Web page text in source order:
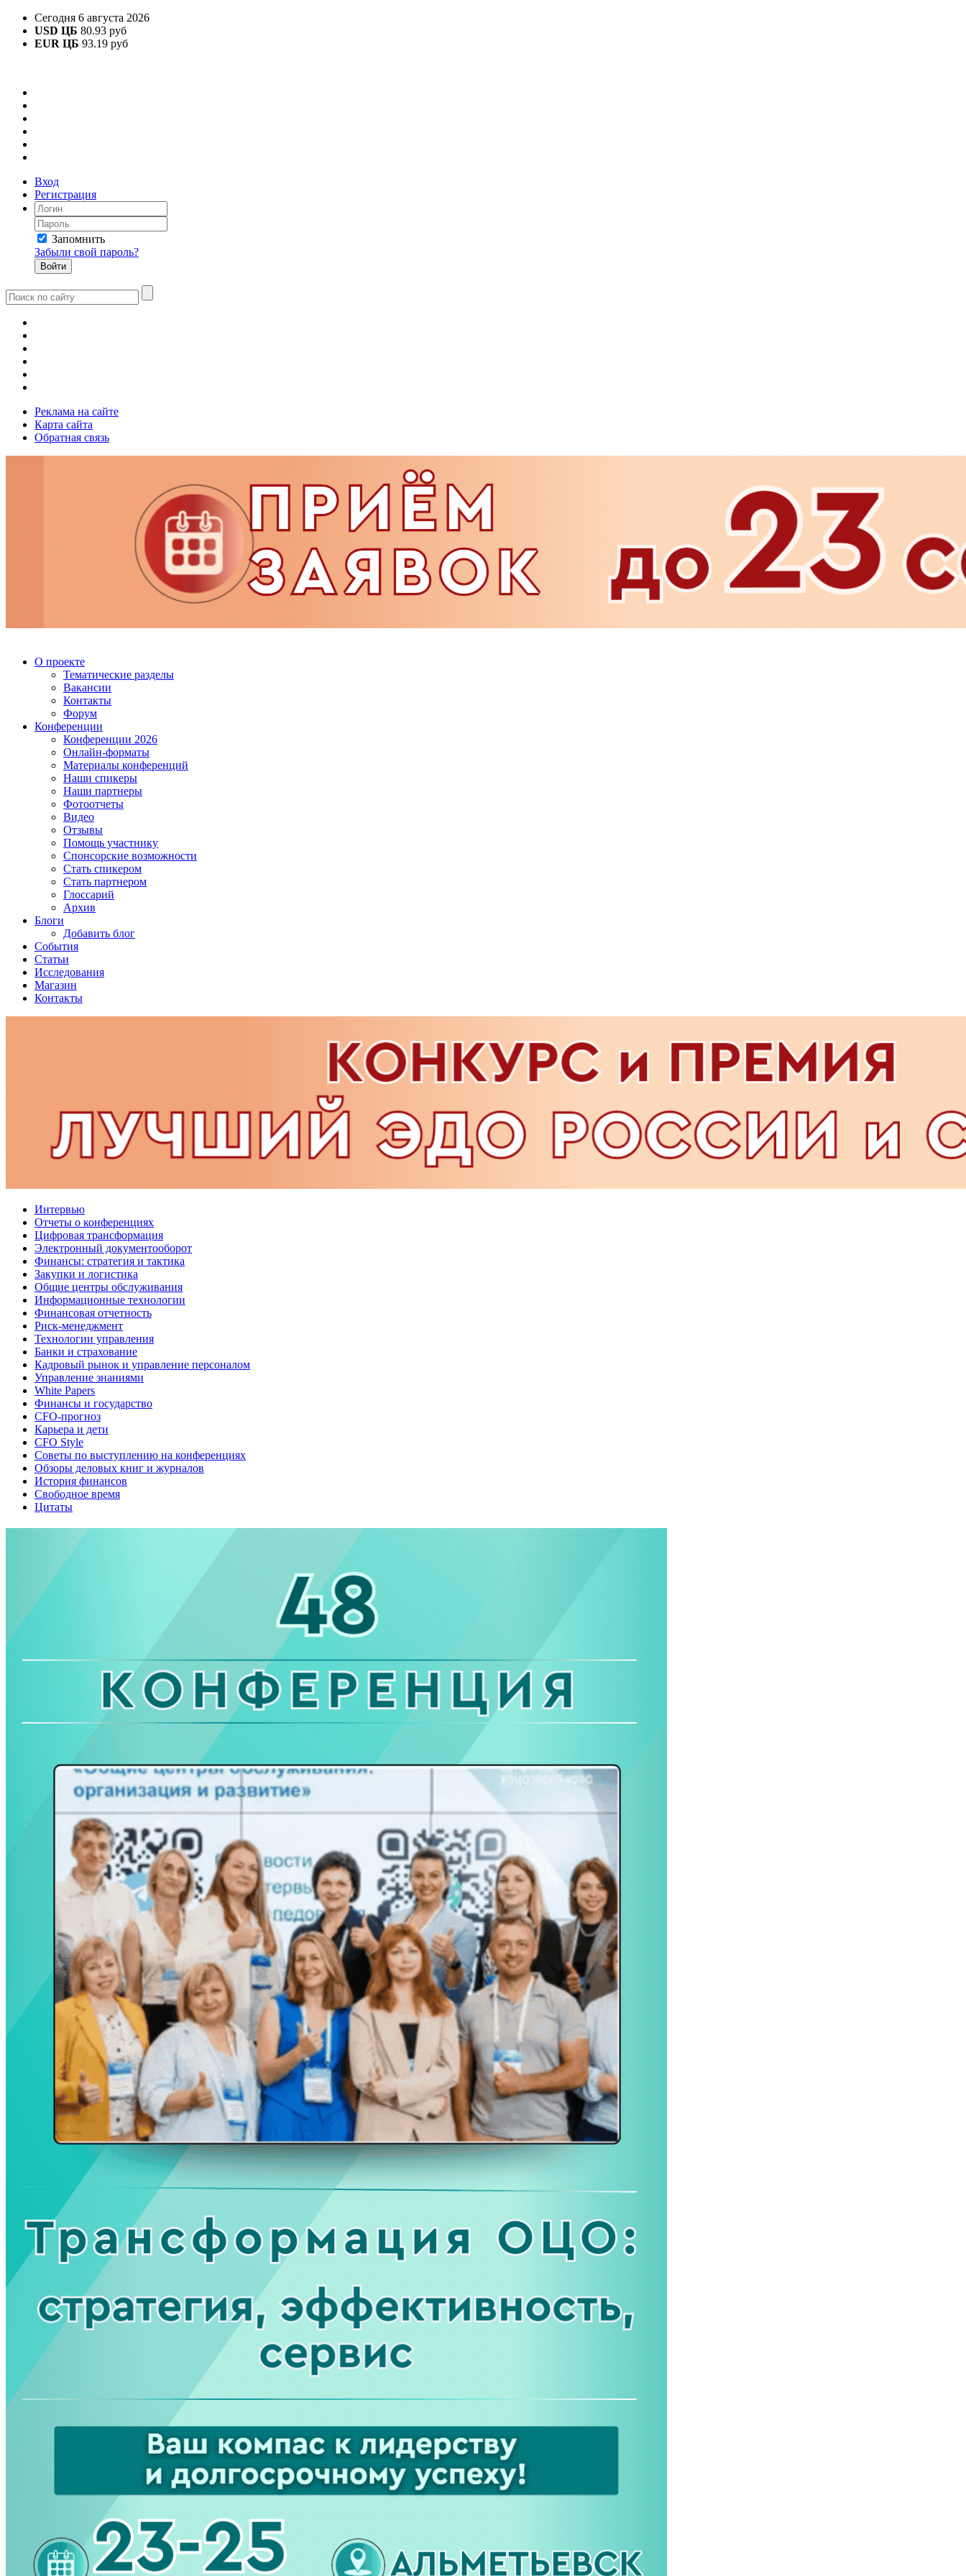
Сегодня 6 августа 2026
USD ЦБ 80.93 руб
EUR ЦБ 93.19 руб
Вход
Регистрация
Запомнить
Забыли свой пароль?
Реклама на сайте
Карта сайта
Обратная связь
О проекте
Тематические разделы
Вакансии
Контакты
Форум
Конференции
Конференции 2026
Онлайн-форматы
Материалы конференций
Наши спикеры
Наши партнеры
Фотоотчеты
Видео
Отзывы
Помощь участнику
Спонсорские возможности
Стать спикером
Стать партнером
Глоссарий
Архив
Блоги
Добавить блог
События
Статьи
Исследования
Магазин
Контакты
Интервью
Отчеты о конференциях
Цифровая трансформация
Электронный документооборот
Финансы: стратегия и тактика
Закупки и логистика
Общие центры обслуживания
Информационные технологии
Финансовая отчетность
Риск-менеджмент
Технологии управления
Банки и страхование
Кадровый рынок и управление персоналом
Управление знаниями
White Papers
Финансы и государство
CFO-прогноз
Карьера и дети
CFO Style
Советы по выступлению на конференциях
Обзоры деловых книг и журналов
История финансов
Свободное время
Цитаты